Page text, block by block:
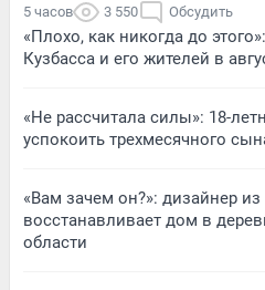
5 часов 3 550 Обсудить
«Плохо, как никогда до
Кузбасса и его жителей в
«Не рассчитала силы»: 18-
успокоить трехмесячного
«Вам зачем он?»: дизайнер
восстанавливает дом в
области